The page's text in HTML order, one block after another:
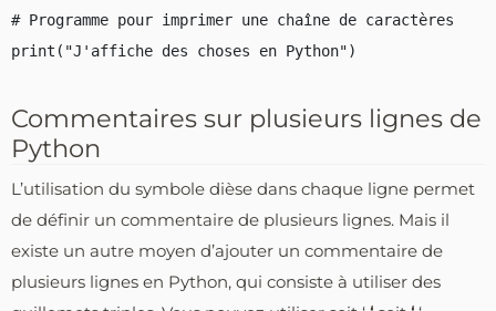
# Programme pour imprimer une chaîne de caractères
Commentaires sur plusieurs lignes de
Python
L’utilisation du symbole dièse dans chaque ligne permet
de définir un commentaire de plusieurs lignes. Mais il
existe un autre moyen d’ajouter un commentaire de
plusieurs lignes en Python, qui consiste à utiliser des